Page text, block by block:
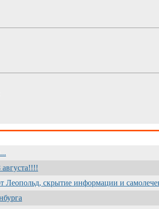
Леопольд, скрытиe информации и